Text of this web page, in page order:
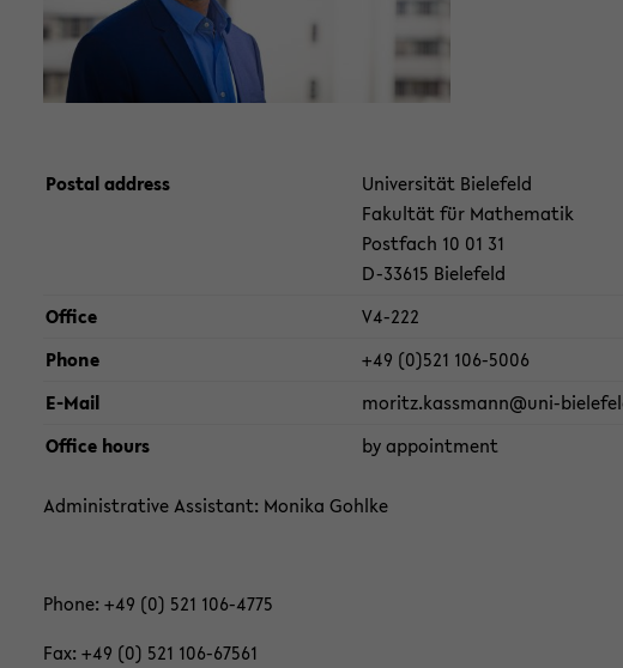
Postal ad­dress
Uni­ver­sität Biele­feld
Fakultät für Math­e­matik
Post­fach 10 01 31
D-​33615 Biele­feld
Of­fice
V4-​222
Phone
+49 (0)521 106-​5006
E-​Mail
moritz.kass­mann@uni-​
Of­fice hours
by ap­point­ment
Ad­min­is­tra­tive As­sis­tant: Monika Gohlke
Phone: +49 (0) 521 106-​4775
Fax: +49 (0) 521 106-​67561